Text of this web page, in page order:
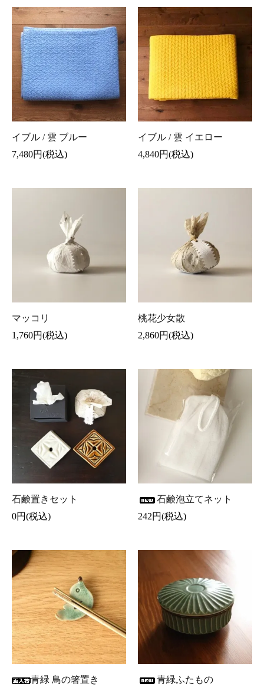
イブル / 雲 ブルー
7,480円(税込)
イブル / 雲 イエロー
4,840円(税込)
マッコリ
1,760円(税込)
桃花少女散
2,860円(税込)
石鹸置きセット
0円(税込)
石鹸泡立てネット
242円(税込)
青緑 鳥の箸置き
青緑ふたもの